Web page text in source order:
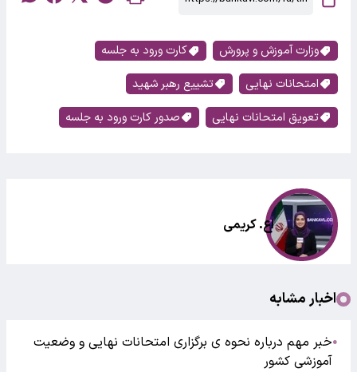
وزارت آموزش و پرورش
کارت ورود به جلسه
امتحانات نهایی
تشییع رهبر شهید
تعویق امتحانات نهایی
صدور کارت ورود به جلسه
اع. کریمی
اخبار مشابه
●خبر مهم درباره نحوه ی برگزاری امتحانات نهایی و وضعیت
آموزشی کشور